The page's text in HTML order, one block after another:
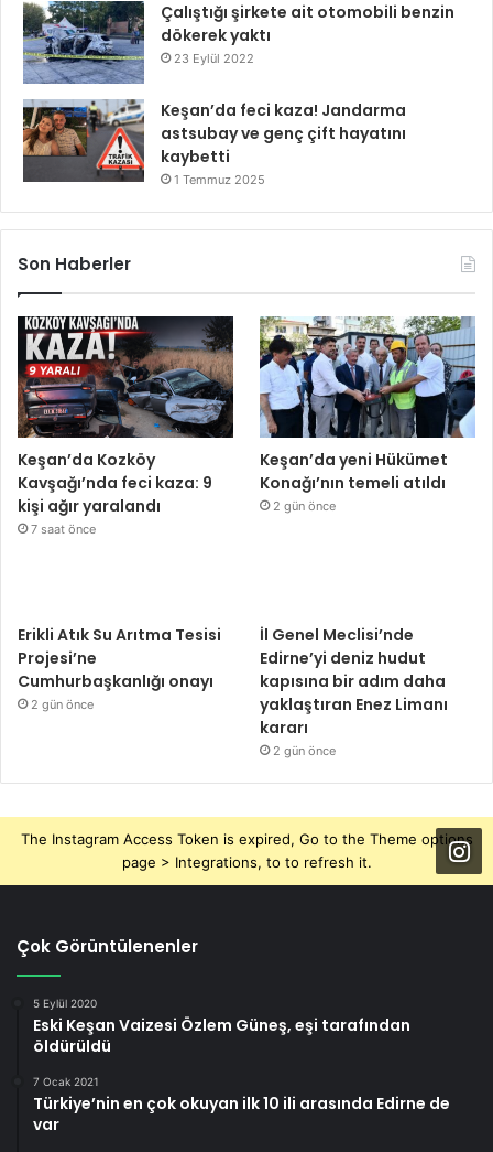
Çalıştığı şirkete ait otomobili benzin
dökerek yaktı
23 Eylül 2022
Keşan’da feci kaza! Jandarma
astsubay ve genç çift hayatını
kaybetti
1 Temmuz 2025
Son Haberler
Keşan’da Kozköy
Kavşağı’nda feci kaza: 9
kişi ağır yaralandı
7 saat önce
Keşan’da yeni Hükümet
Konağı’nın temeli atıldı
2 gün önce
Erikli Atık Su Arıtma Tesisi
Projesi’ne
Cumhurbaşkanlığı onayı
2 gün önce
İl Genel Meclisi’nde
Edirne’yi deniz hudut
kapısına bir adım daha
yaklaştıran Enez Limanı
kararı
2 gün önce
The Instagram Access Token is expired, Go to the Theme options
page > Integrations, to to refresh it.
Çok Görüntülenenler
5 Eylül 2020
Eski Keşan Vaizesi Özlem Güneş, eşi tarafından
öldürüldü
7 Ocak 2021
Türkiye’nin en çok okuyan ilk 10 ili arasında Edirne de
var